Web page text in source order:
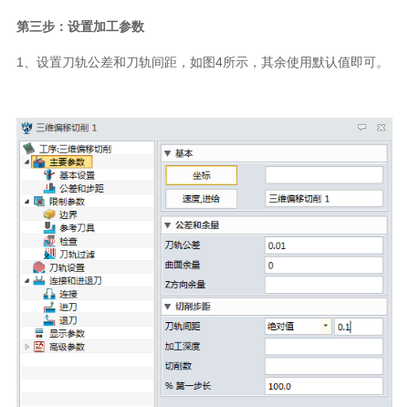
第三步：设置加工参数
1、设置刀轨公差和刀轨间距，如图4所示，其余使用默认值即可。